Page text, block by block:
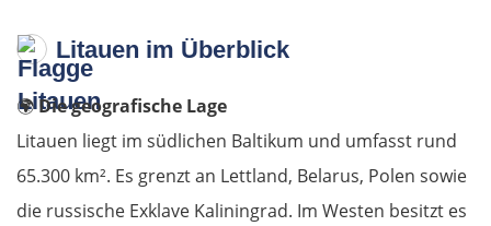
Litauen im Überblick
🌍Die geografische Lage
Litauen liegt im südlichen Baltikum und umfasst rund
65.300 km². Es grenzt an Lettland, Belarus, Polen sowie
die russische Exklave Kaliningrad. Im Westen besitzt es